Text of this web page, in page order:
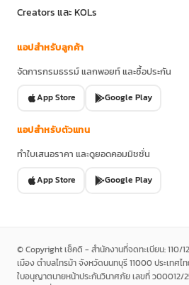
Creators และ KOLs
แอปสำหรับลูกค้า
จัดการกรมธรรม์ แลกพอยท์ และซื้อประกัน
App Store Google Play
แอปสำหรับตัวแทน
ทำใบเสนอราคา และดูยอดคอมมิชชั่น
App Store Google Play
© Copyright เช็คดิ - สำนักงานที่จดทะเบียน: 110/
เมือง ตำบลไทรม้า จังหวัดนนทบุรี 11000 ประเทศไ
ใบอนุญาตนายหน้าประกันวินาศภัย เลขที่ ว00012/